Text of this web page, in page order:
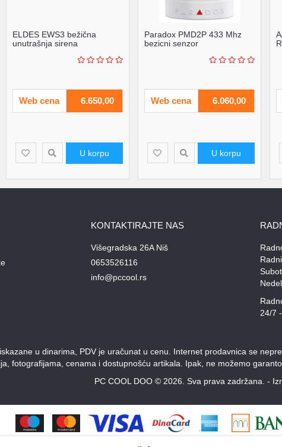
ELDES EWS3 bežična
unutrašnja sirena
Web cena 6.650,00
U korpu
Paradox PMD2P 433 Mhz
bezicni senzor
Web cena 6.060,00
U korpu
KONTAKTIRAJTE NAS
Višegradska 26A Niš
0653526116
info@pccool.rs
24/7
u dinarima, PDV je uračunat u cenu. Internet prodavnica se
fotografijama, cenama i dostupnošću artikala. Ipak, ne možemo
PC COOL DOO © 2026. Sva prava zadržana. -